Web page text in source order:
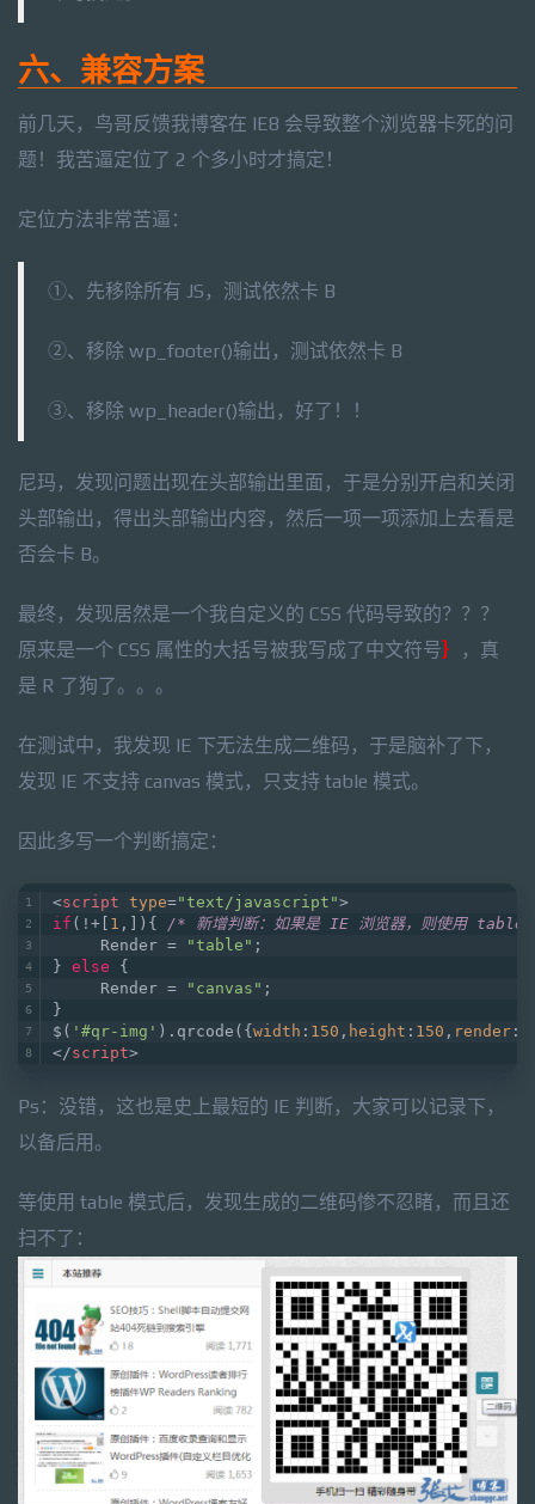
六、兼容方案
前几天，鸟哥反馈我博客在 IE8 会导致整个浏览器卡死的问
题！我苦逼定位了 2 个多小时才搞定！
定位方法非常苦逼：
①、先移除所有 JS，测试依然卡 B
②、移除 wp_footer()输出，测试依然卡 B
③、移除 wp_header()输出，好了！！
尼玛，发现问题出现在头部输出里面，于是分别开启和关闭
头部输出，得出头部输出内容，然后一项一项添加上去看是
否会卡 B。
最终，发现居然是一个我自定义的 CSS 代码导致的？？？
原来是一个 CSS 属性的大括号被我写成了中文符号｝
，真
是 R 了狗了。。。
在测试中，我发现 IE 下无法生成二维码，于是脑补了下，
发现 IE 不支持 canvas 模式，只支持 table 模式。
因此多写一个判断搞定：
<script type="text/javascript">
if (!+[ 1 ,]){ /* 新增判断：如果是 IE 浏览器，则使用 table
     Render =
"table" ;
} else {
     Render =
"canvas" ;
}
$( '#qr-img' ).qrcode({ width : 150 , height : 150 , render
</script>
Ps：没错，这也是史上最短的 IE 判断，大家可以记录下，
以备后用。
等使用 table 模式后，发现生成的二维码惨不忍睹，而且还
扫不了：